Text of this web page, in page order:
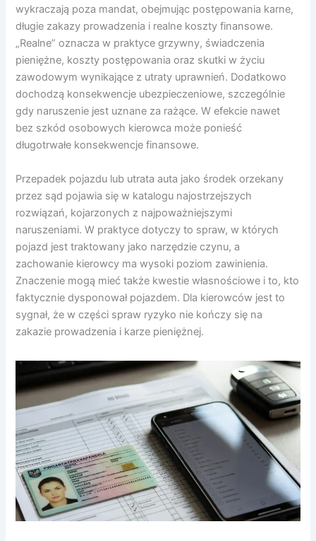
wykraczają poza mandat, obejmując postępowania karne,
długie zakazy prowadzenia i realne koszty finansowe.
„Realne” oznacza w praktyce grzywny, świadczenia
pieniężne, koszty postępowania oraz skutki w życiu
zawodowym wynikające z utraty uprawnień. Dodatkowo
dochodzą konsekwencje ubezpieczeniowe, szczególnie
gdy naruszenie jest uznane za rażące. W efekcie nawet
bez szkód osobowych kierowca może ponieść
długotrwałe konsekwencje finansowe.
Przepadek pojazdu lub utrata auta jako środek orzekany
przez sąd pojawia się w katalogu najostrzejszych
rozwiązań, kojarzonych z najpoważniejszymi
naruszeniami. W praktyce dotyczy to spraw, w których
pojazd jest traktowany jako narzędzie czynu, a
zachowanie kierowcy ma wysoki poziom zawinienia.
Znaczenie mogą mieć także kwestie własnościowe i to, kto
faktycznie dysponował pojazdem. Dla kierowców jest to
sygnał, że w części spraw ryzyko nie kończy się na
zakazie prowadzenia i karze pieniężnej.